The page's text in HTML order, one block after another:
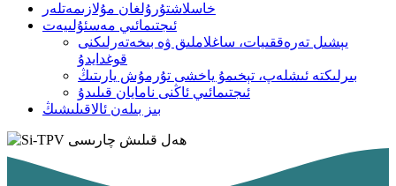
خاسلاشتۇرۇلغان مۇلازىمەتلەر
ئىجتىمائىي مەسئۇلىيەت
يېشىل تەرەققىيات، ساغلاملىق ۋە بىخەتەرلىكنى
قوغدايدۇ
بىرلىكتە ئىشلەپ، تېخىمۇ ياخشى تۇرمۇش يارىتىڭ
ئىجتىمائىي ئاڭنى نامايان قىلىدۇ
بىز بىلەن ئالاقىلىشىڭ